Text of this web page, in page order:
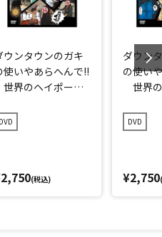
ウンタウンのガキ
使いやあらへんで!!
世界のヘイポー
DVD
(税込)
ダウン
の使い
世界
DVD
¥2,750